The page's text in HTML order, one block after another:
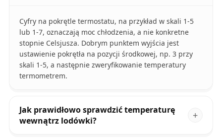
Cyfry na pokrętle termostatu, na przykład w skali 1-5
lub 1-7, oznaczają moc chłodzenia, a nie konkretne
stopnie Celsjusza. Dobrym punktem wyjścia jest
ustawienie pokrętła na pozycji środkowej, np. 3 przy
skali 1-5, a następnie zweryfikowanie temperatury
termometrem.
Jak prawidłowo sprawdzić temperaturę
wewnątrz lodówki?